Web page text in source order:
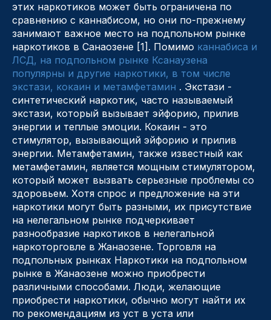
этих наркотиков может быть ограничена по
сравнению с каннабисом, но они по-прежнему
занимают важное место на подпольном рынке
наркотиков в Санаозене [1]. Помимо каннабиса и
ЛСД, на подпольном рынке Ксанаузена
популярны и другие наркотики, в том числе
экстази, кокаин и метамфетамин . Экстази -
синтетический наркотик, часто называемый
экстази, который вызывает эйфорию, прилив
энергии и теплые эмоции. Кокаин - это
стимулятор, вызывающий эйфорию и прилив
энергии. Метамфетамин, также известный как
метамфетамин, является мощным стимулятором,
который может вызвать серьезные проблемы со
здоровьем. Хотя спрос и предложение на эти
наркотики могут быть разными, их присутствие
на нелегальном рынке подчеркивает
разнообразие наркотиков в нелегальной
наркоторговле в Жанаозене. Торговля на
подпольных рынках Наркотики на подпольном
рынке в Жанаозене можно приобрести
различными способами. Люди, желающие
приобрести наркотики, обычно могут найти их
по рекомендациям из уст в уста или